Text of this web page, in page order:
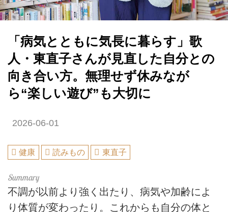
「病気とともに気長に暮らす」歌
人・東直子さんが見直した自分との
向き合い方。無理せず休みなが
ら“楽しい遊び”も大切に
2026-06-01
健康 読みもの 東直子
不調が以前より強く出たり、病気や加齢によ
り体質が変わったり。これからも自分の体と